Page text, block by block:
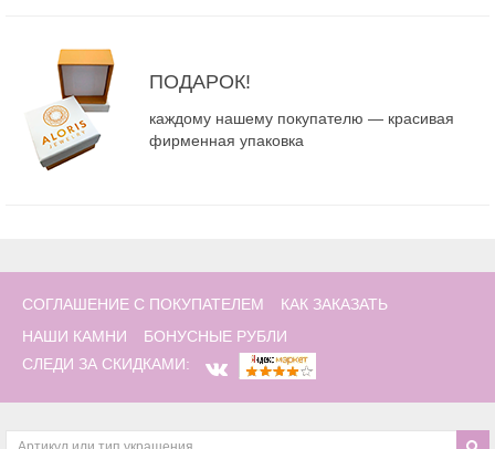
ПОДАРОК!
каждому нашему покупателю — красивая
фирменная упаковка
СОГЛАШЕНИЕ С ПОКУПАТЕЛЕМ
КАК ЗАКАЗАТЬ
НАШИ КАМНИ
БОНУСНЫЕ РУБЛИ
СЛЕДИ ЗА СКИДКАМИ: